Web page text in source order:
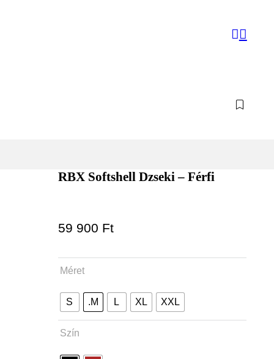
RBX Softshell Dzseki – Férfi
59 900 Ft
Méret
S .M L XL XXL
Szín